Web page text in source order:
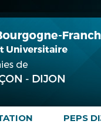
PEPS